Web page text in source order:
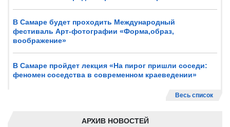
В Самаре будет проходить Международный
фестиваль Арт-фотографии «Форма,образ,
воображение»
В Самаре пройдет лекция «На пирог пришли соседи:
феномен соседства в современном краеведении»
Весь список
АРХИВ НОВОСТЕЙ